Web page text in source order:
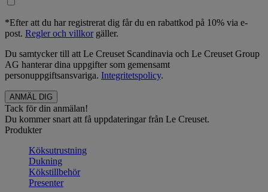
*Efter att du har registrerat dig får du en rabattkod på 10% via e-
post. Regler och villkorgäller.
Du samtycker till att Le Creuset Scandinavia och Le Creuset Group
AG hanterar dina uppgifter som gemensamt
personuppgiftsansvariga. Integritetspolicy.
Tack för din anmälan!
Du kommer snart att få uppdateringar från Le Creuset.
Produkter
Köksutrustning
Dukning
Kökstillbehör
Presenter